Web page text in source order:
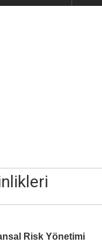
Risk Yönetimi